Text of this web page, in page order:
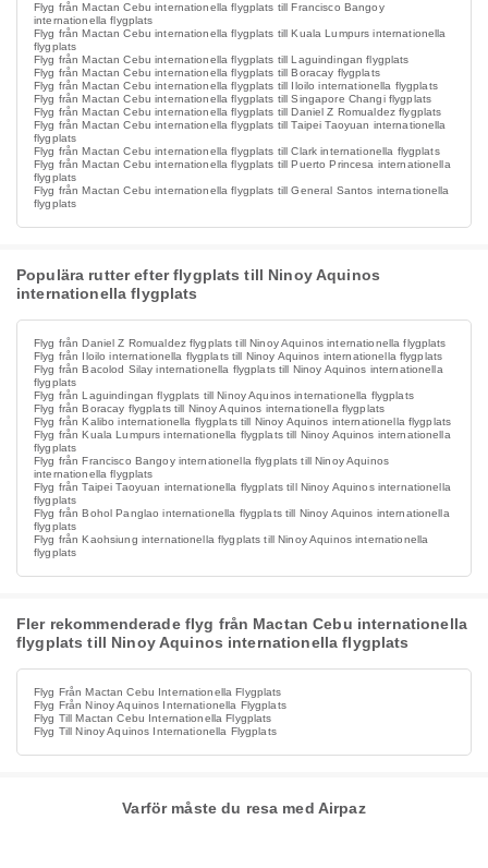
Flyg från Mactan Cebu internationella flygplats till Francisco Bangoy
internationella flygplats
Flyg från Mactan Cebu internationella flygplats till Kuala Lumpurs internationella
flygplats
Flyg från Mactan Cebu internationella flygplats till Laguindingan flygplats
Flyg från Mactan Cebu internationella flygplats till Boracay flygplats
Flyg från Mactan Cebu internationella flygplats till Iloilo internationella flygplats
Flyg från Mactan Cebu internationella flygplats till Singapore Changi flygplats
Flyg från Mactan Cebu internationella flygplats till Daniel Z Romualdez flygplats
Flyg från Mactan Cebu internationella flygplats till Taipei Taoyuan internationella
flygplats
Flyg från Mactan Cebu internationella flygplats till Clark internationella flygplats
Flyg från Mactan Cebu internationella flygplats till Puerto Princesa internationella
flygplats
Flyg från Mactan Cebu internationella flygplats till General Santos internationella
flygplats
Populära rutter efter flygplats till Ninoy Aquinos
internationella flygplats
Flyg från Daniel Z Romualdez flygplats till Ninoy Aquinos internationella flygplats
Flyg från Iloilo internationella flygplats till Ninoy Aquinos internationella flygplats
Flyg från Bacolod Silay internationella flygplats till Ninoy Aquinos internationella
flygplats
Flyg från Laguindingan flygplats till Ninoy Aquinos internationella flygplats
Flyg från Boracay flygplats till Ninoy Aquinos internationella flygplats
Flyg från Kalibo internationella flygplats till Ninoy Aquinos internationella flygplats
Flyg från Kuala Lumpurs internationella flygplats till Ninoy Aquinos internationella
flygplats
Flyg från Francisco Bangoy internationella flygplats till Ninoy Aquinos
internationella flygplats
Flyg från Taipei Taoyuan internationella flygplats till Ninoy Aquinos internationella
flygplats
Flyg från Bohol Panglao internationella flygplats till Ninoy Aquinos internationella
flygplats
Flyg från Kaohsiung internationella flygplats till Ninoy Aquinos internationella
flygplats
Fler rekommenderade flyg från Mactan Cebu internationella
flygplats till Ninoy Aquinos internationella flygplats
Flyg Från Mactan Cebu Internationella Flygplats
Flyg Från Ninoy Aquinos Internationella Flygplats
Flyg Till Mactan Cebu Internationella Flygplats
Flyg Till Ninoy Aquinos Internationella Flygplats
Varför måste du resa med Airpaz